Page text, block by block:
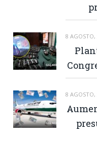
8 AGOSTO,
8 AGOSTO,